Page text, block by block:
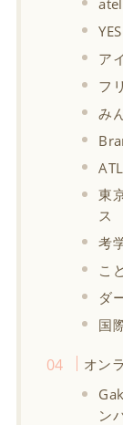
ア
フ
み
東
ス
考
こ
ダ
国
オン
ン